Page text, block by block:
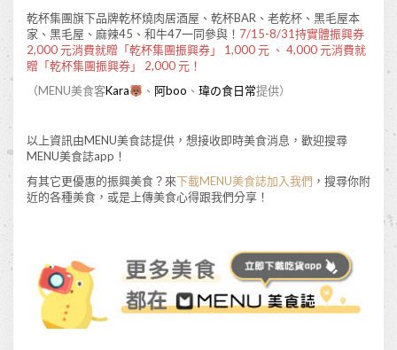
乾杯集團旗下品牌乾杯燒肉居酒屋、乾杯BAR、老乾杯、黑毛屋本
家、黑毛屋、麻辣45、和牛47一同參與！ 7/15-8/31持實體振興券
2,000 元消費就贈「乾杯集團振興券」 1,000 元 、 4,000 元消費就
贈「乾杯集團振興券」 2,000 元！
（MENU美食客Kara 、 阿boo 、 瑋の食日常提供）
以上資訊由MENU美食誌提供，想接收即時美食消息，歡迎搜尋
MENU美食誌app！
有其它更優惠的振興美食？來下載MENU美食誌加入我們 ，搜尋你附
近的各種美食，或是上傳美食心得跟我們分享！